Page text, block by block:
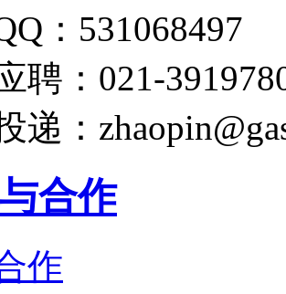
：531068497
聘：021-
递：
合作
作